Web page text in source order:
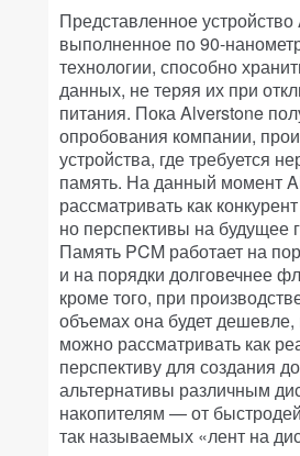
Представленное
выполненное по 90-
технологии, способно
данных, не теряя их при
питания. Пока Alverstone
опробования компании,
устройства, где требуется
память. На данный момент
рассматривать как
но перспективы на будущее
Память PCM работает на
и на порядки долговечнее
кроме того, при
объемах она будет дешевле,
можно рассматривать как
перспективу для создания
альтернативы различным
накопителям — от
так называемых «лент на